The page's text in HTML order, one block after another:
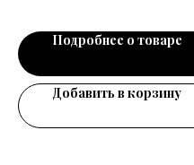
Подробнее о товаре
Добавить в корзину